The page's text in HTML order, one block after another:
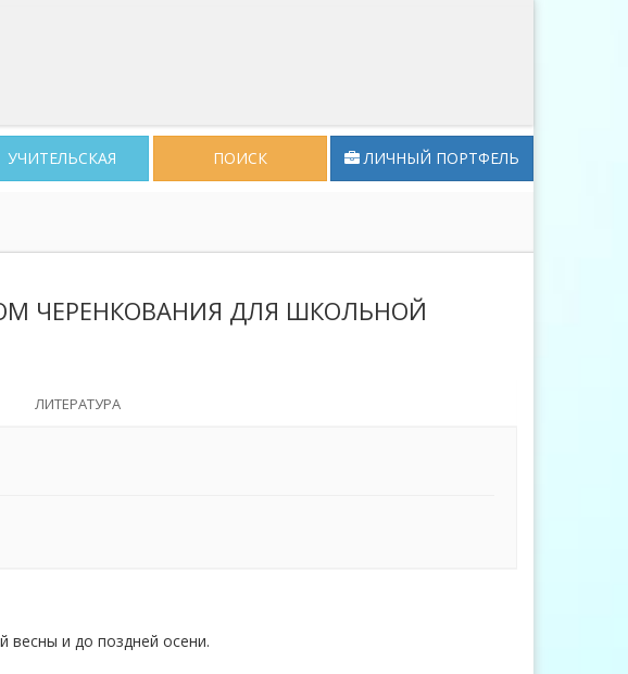
УЧИТЕЛЬСКАЯ ПОИСК ЛИЧНЫЙ ПОРТФЕЛЬ
ЧЕРЕНКОВАНИЯ ДЛЯ ШКОЛЬНОЙ
ЛИТЕРАТУРА
весны и до поздней осени.